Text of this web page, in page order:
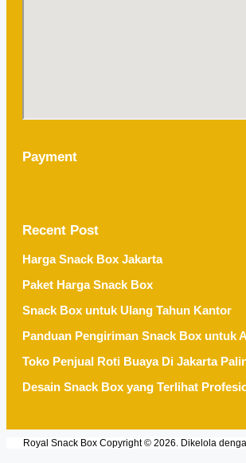
Payment
Recent Post
Harga Snack Box Jakarta
Paket Harga Snack Box
Snack Box untuk Ulang Tahun Kantor
Panduan Pengiriman Snack Box untuk
Toko Penjual Roti Buaya Di Jakarta
Desain Snack Box yang Terlihat
Royal Snack Box Copyright © 2026. Dikelola